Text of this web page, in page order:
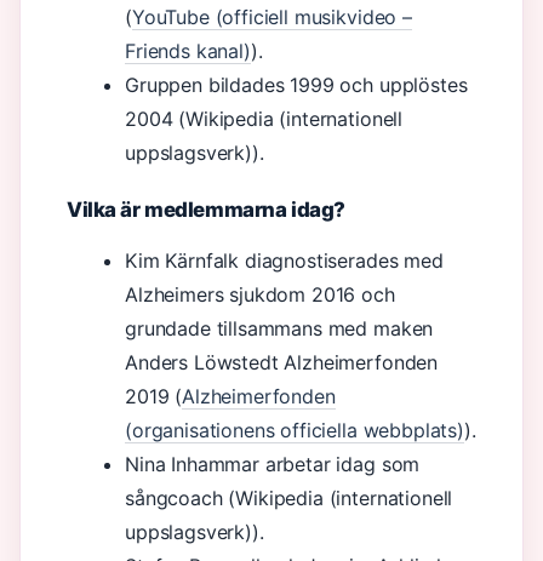
(YouTube (officiell musikvideo –
Friends kanal)).
Gruppen bildades 1999 och upplöstes
2004 (Wikipedia (internationell
uppslagsverk)).
Vilka är medlemmarna idag?
Kim Kärnfalk diagnostiserades med
Alzheimers sjukdom 2016 och
grundade tillsammans med maken
Anders Löwstedt Alzheimerfonden
2019 (Alzheimerfonden
(organisationens officiella webbplats)).
Nina Inhammar arbetar idag som
sångcoach (Wikipedia (internationell
uppslagsverk)).